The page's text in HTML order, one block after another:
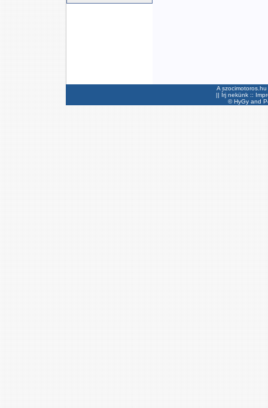
A
|| Írj nekünk ::
©HyGyand